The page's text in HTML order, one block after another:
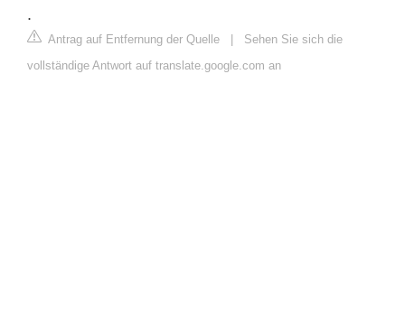
.
Antrag auf Entfernung der Quelle | Sehen Sie sich die
vollständige Antwort auf translate.google.com an